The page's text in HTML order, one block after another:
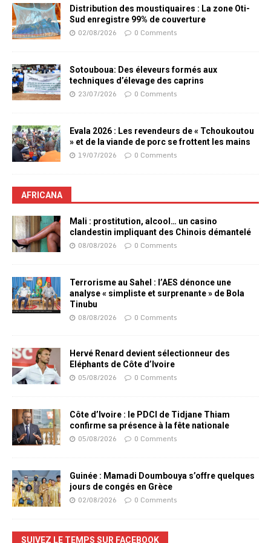
Distribution des moustiquaires : La zone Oti-
Sud enregistre 99% de couverture
02/08/2026 0 Comments
Sotouboua: Des éleveurs formés aux
techniques d’élevage des caprins
23/07/2026 0 Comments
Evala 2026 : Les revendeurs de « Tchoukoutou
» et de la viande de porc se frottent les mains
19/07/2026 0 Comments
AFRICANA
Mali : prostitution, alcool… un casino
clandestin impliquant des Chinois démantelé
08/08/2026 0 Comments
Terrorisme au Sahel : l’AES dénonce une
analyse « simpliste et surprenante » de Bola
Tinubu
08/08/2026 0 Comments
Hervé Renard devient sélectionneur des
Eléphants de Côte d’Ivoire
05/08/2026 0 Comments
Côte d’Ivoire : le PDCI de Tidjane Thiam
confirme sa présence à la fête nationale
05/08/2026 0 Comments
Guinée : Mamadi Doumbouya s’offre quelques
jours de congés en Grèce
02/08/2026 0 Comments
SUIVEZ LE TEMPS SUR FACEBOOK